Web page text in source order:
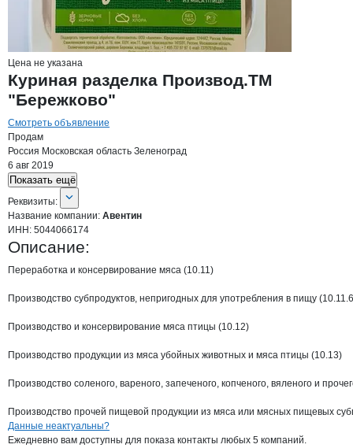
Цена не указана
Куриная разделка Производ.ТМ
"Бережково"
Смотреть объявление
Продам
Россия Московская область Зеленоград
6 авг 2019
Показать ещё
О компании
Реквизиты
Реквизиты:
Название компании: Авентин
ИНН: 5044066174
Описание:
Переработка и консервирование мяса (10.11)
Производство субпродуктов, непригодных для употребления в пищу
Производство и консервирование мяса птицы (10.12)
Производство продукции из мяса убойных животных и мяса птицы (10.13)
Производство соленого, вареного, запеченого, копченого, вяленого и
Производство прочей пищевой продукции из мяса или мясных пищевых
Контактыкомпании
+7(800)000-00-..
Данные неактуальны?
Ежедневно вам доступны для показа контакты любых 5 компаний.